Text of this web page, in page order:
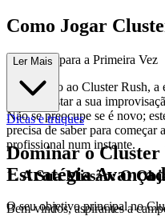
Como Jogar
Completo para a Primeira Vez
Bem-vindo ao Cluster Rush,
que vai testar a sua
Não se preocupe se é novo;
precisa de saber para começar
profissional num instante.
1. A Sua Missão: O
O seu objetivo principal no
Ler Mais
Dicas e truques
Dominar o Cluster
Estratégia
Bem-vindos, aspirantes a